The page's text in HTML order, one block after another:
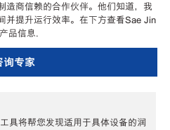
造商信赖的合作伙伴。他们知道，我
并提升运行效率。在下方查看Sae Jin
品信息.
询专家
具将帮您发现适用于具体设备的润